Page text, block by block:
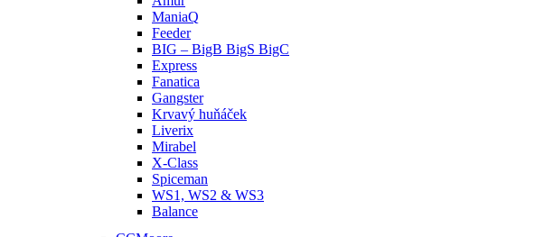
ManiaQ
Feeder
BIG – BigB BigS BigC
Express
Fanatica
Gangster
Krvavý huňáček
Liverix
Mirabel
X-Class
Spiceman
WS1, WS2 & WS3
Balance